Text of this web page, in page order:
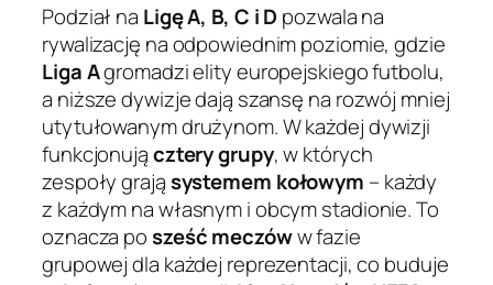
Podział na Ligę A, B, C i D pozwala na
rywalizację na odpowiednim poziomie, gdzie
Liga Agromadzi elity europejskiego futbolu,
a niższe dywizje dają szansę na rozwój mniej
utytułowanym drużynom. W każdej dywizji
funkcjonującztery grupy, w których
zespoły grająsystemem kołowym – każdy
z każdym na własnym i obcym stadionie. To
oznacza posześć meczóww fazie
grupowej dla każdej reprezentacji, co buduje